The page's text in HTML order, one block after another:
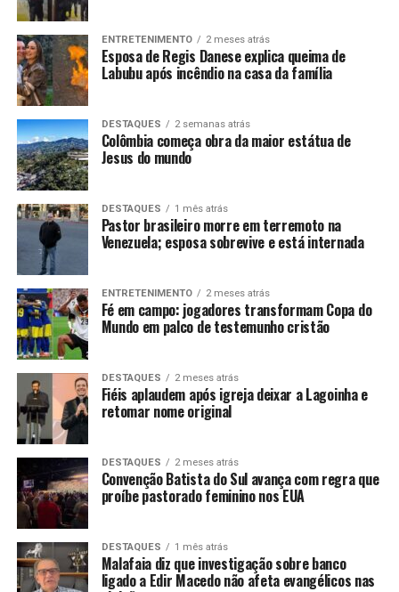
ENTRETENIMENTO 2 meses atrás
Esposa de Regis Danese explica queima de
Labubu após incêndio na casa da família
DESTAQUES 2 semanas atrás
Colômbia começa obra da maior estátua de
Jesus do mundo
DESTAQUES 1 mês atrás
Pastor brasileiro morre em terremoto na
Venezuela; esposa sobrevive e está internada
ENTRETENIMENTO 2 meses atrás
Fé em campo: jogadores transformam Copa do
Mundo em palco de testemunho cristão
DESTAQUES 2 meses atrás
Fiéis aplaudem após igreja deixar a Lagoinha e
retomar nome original
DESTAQUES 2 meses atrás
Convenção Batista do Sul avança com regra que
proíbe pastorado feminino nos EUA
DESTAQUES 1 mês atrás
Malafaia diz que investigação sobre banco
ligado a Edir Macedo não afeta evangélicos nas